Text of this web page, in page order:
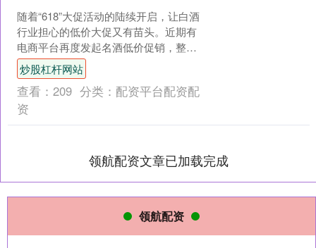
随着“618”大促活动的陆续开启，让白酒
行业担心的低价大促又有苗头。近期有
电商平台再度发起名酒低价促销，整体
力度略低于去年，但飞天茅台电商售价
跌破2000元。在....
炒股杠杆网站
查看： 209 分类： 配资平台配资配
资
领航配资文章已加载完成
领航配资